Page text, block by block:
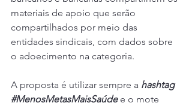
materiais de apoio que serão
compartilhados por meio das
entidades sindicais, com dados sobre
o adoecimento na categoria.
A proposta é utilizar sempre a hashtag
#MenosMetasMaisSaúde e o mote